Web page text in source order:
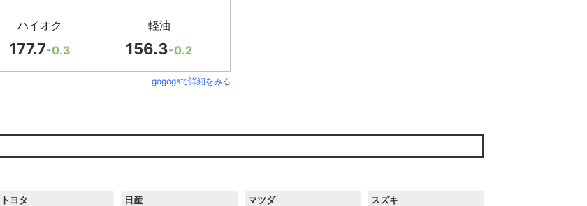
ハイオク
177.7-0.3
軽油
156.3-0.2
gogogsで詳細をみる
トヨタ 日産 マツダ スズキ